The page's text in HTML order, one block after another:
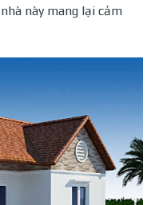
này mang lại cảm